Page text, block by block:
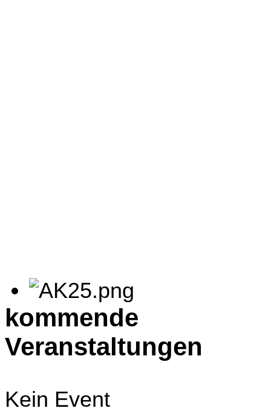
kommende
Veranstaltungen
Kein Event